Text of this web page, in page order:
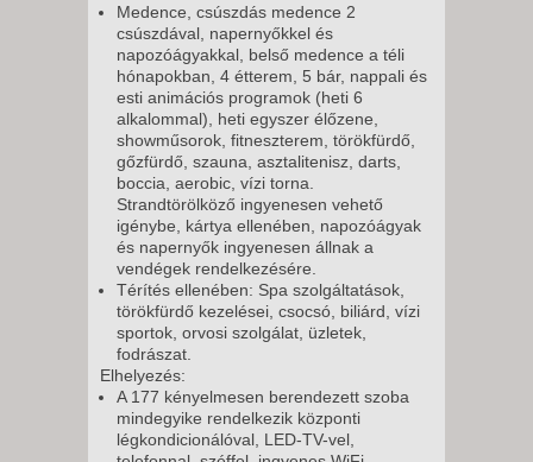
Medence, csúszdás medence 2
csúszdával, napernyőkkel és
napozóágyakkal, belső medence a téli
hónapokban, 4 étterem, 5 bár, nappali és
esti animációs programok (heti 6
alkalommal), heti egyszer élőzene,
showműsorok, fitneszterem, törökfürdő,
gőzfürdő, szauna, asztalitenisz, darts,
boccia, aerobic, vízi torna.
Strandtörölköző ingyenesen vehető
igénybe, kártya ellenében, napozóágyak
és napernyők ingyenesen állnak a
vendégek rendelkezésére.
Térítés ellenében: Spa szolgáltatások,
törökfürdő kezelései, csocsó, biliárd, vízi
sportok, orvosi szolgálat, üzletek,
fodrászat.
Elhelyezés:
A 177 kényelmesen berendezett szoba
mindegyike rendelkezik központi
légkondicionálóval, LED-TV-vel,